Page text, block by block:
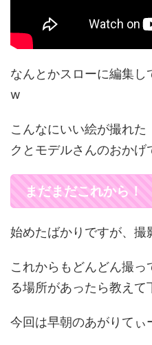
なんとかスローに編集
w
こんなにいい絵が撮れ
クとモデルさんのおかげ
まだまだこれから！
始めたばかりですが、
これからもどんどん撮っ
る場所があったら教えて
今回は早朝のあがりてぃ